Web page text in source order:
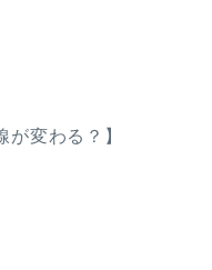
が変わる？】